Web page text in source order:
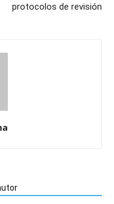
protocolos de revisión